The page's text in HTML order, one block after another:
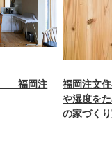
福岡注
福岡注文
や湿度を
の家づく